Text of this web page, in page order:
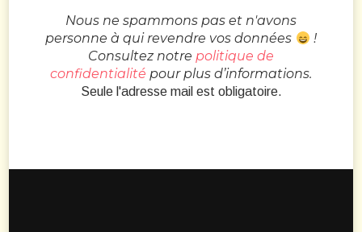
Nous ne spammons pas et n'avons
personne à qui revendre vos données
!
Consultez notre politique de
confidentialité pour plus d’informations.
Seule l'adresse mail est obligatoire.